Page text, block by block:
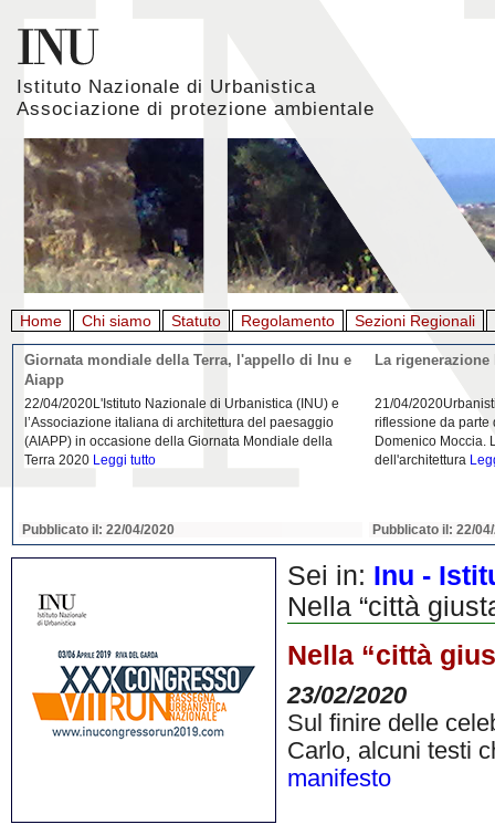
Istituto Nazionale di Urbanistica
Associazione di protezione ambientale
Home Chi siamo Statuto Regolamento Sezioni Regionali
Giornata mondiale della Terra, l'appello di Inu e
Aiapp
22/04/2020L'Istituto Nazionale di Urbanistica (INU) e
l’Associazione italiana di architettura del paesaggio
(AIAPP) in occasione della Giornata Mondiale della
Terra 2020 Leggi tutto
Pubblicato il: 22/04/2020
La
21/04/
riflessione da parte
Domenico Moccia.
dell'architettura
Pubblicato il: 22/
Sei in: Inu -
Nella “città
Nella “città
23/02/2020
Sul finire delle
Carlo, alcuni testi
manifesto